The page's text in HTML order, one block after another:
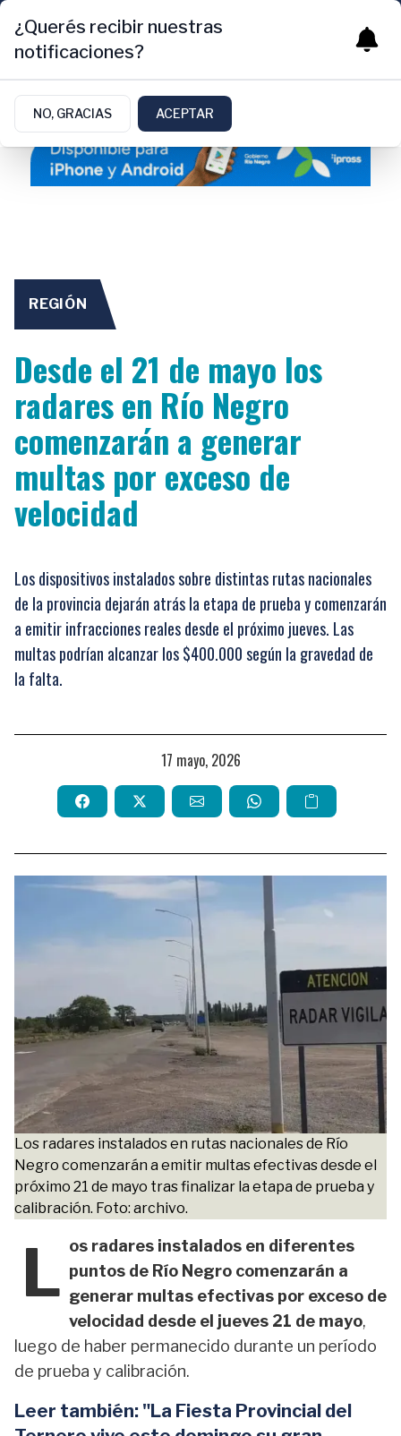
REGIÓN
Desde el 21 de mayo los
radares en Río Negro
comenzarán a generar
multas por exceso de
velocidad
Los dispositivos instalados sobre distintas rutas nacionales
de la provincia dejarán atrás la etapa de prueba y comenzarán
a emitir infracciones reales desde el próximo jueves. Las
multas podrían alcanzar los $400.000 según la gravedad de
la falta.
17 mayo, 2026
Los radares instalados en rutas nacionales de Río
Negro comenzarán a emitir multas efectivas desde el
próximo 21 de mayo tras finalizar la etapa de prueba y
calibración. Foto: archivo.
L os radares instalados en diferentes
puntos de Río Negro comenzarán a
generar multas efectivas por exceso de
velocidad desde el jueves 21 de mayo,
luego de haber permanecido durante un período
de prueba y calibración.
Leer también: "La Fiesta Provincial del
¿Querés recibir nuestras
notificaciones?
NO, GRACIAS ACEPTAR